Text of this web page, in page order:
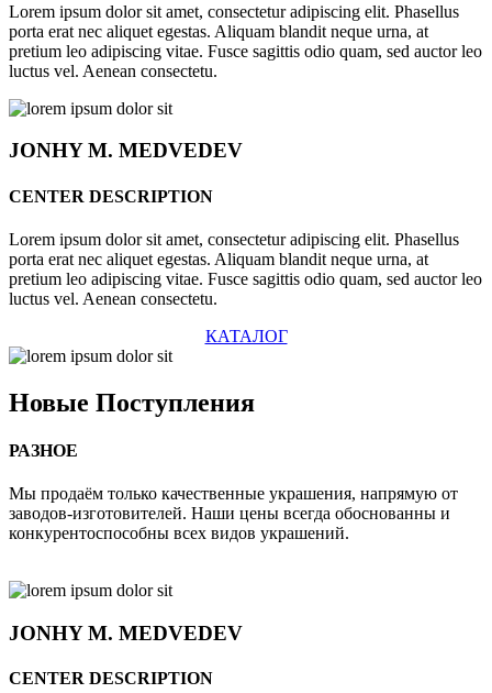
Lorem ipsum dolor sit amet, consectetur adipiscing elit. Phasellus
porta erat nec aliquet egestas. Aliquam blandit neque urna, at
pretium leo adipiscing vitae. Fusce sagittis odio quam, sed auctor leo
luctus vel. Aenean consectetu.
JONHYM. MEDVEDEV
CENTER DESCRIPTION
Lorem ipsum dolor sit amet, consectetur adipiscing elit. Phasellus
porta erat nec aliquet egestas. Aliquam blandit neque urna, at
pretium leo adipiscing vitae. Fusce sagittis odio quam, sed auctor leo
luctus vel. Aenean consectetu.
КАТАЛОГ
Новые Поступления
РАЗНОЕ
Мы продаём только качественные украшения, напрямую от
заводов-изготовителей. Наши цены всегда обоснованны и
конкурентоспособны всех видов украшений.
JONHYM. MEDVEDEV
CENTER DESCRIPTION